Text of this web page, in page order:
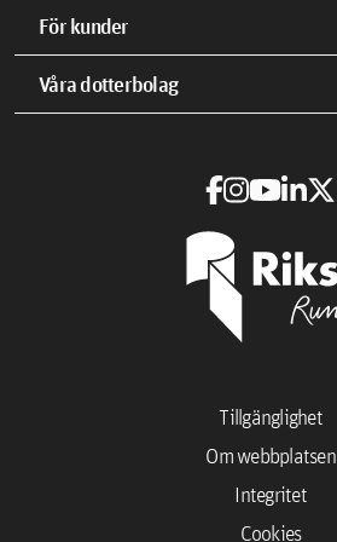
För kunder
Våra dotterbolag
Cookies
Integritet
Om webbplatsen
Tillgänglighet